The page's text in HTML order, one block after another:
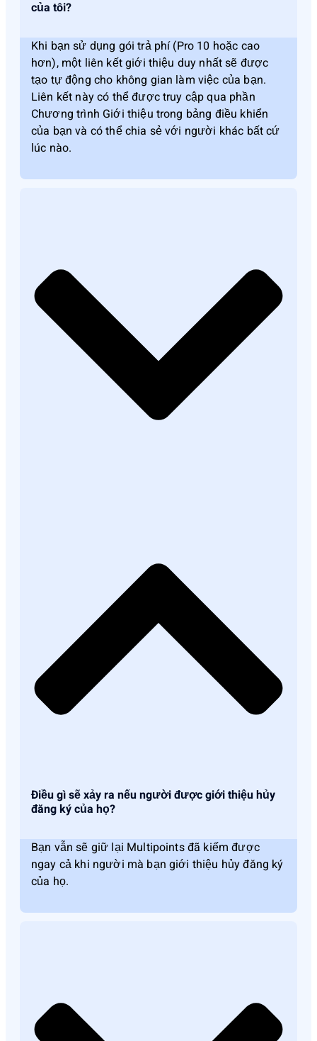
của tôi?
Khi bạn sử dụng gói trả phí (Pro 10 hoặc cao
hơn), một liên kết giới thiệu duy nhất sẽ được
tạo tự động cho không gian làm việc của bạn.
Liên kết này có thể được truy cập qua phần
Chương trình Giới thiệu trong bảng điều khiển
của bạn và có thể chia sẻ với người khác bất cứ
lúc nào.
Điều gì sẽ xảy ra nếu người được giới thiệu hủy
đăng ký của họ?
Bạn vẫn sẽ giữ lại Multipoints đã kiếm được
ngay cả khi người mà bạn giới thiệu hủy đăng ký
của họ.